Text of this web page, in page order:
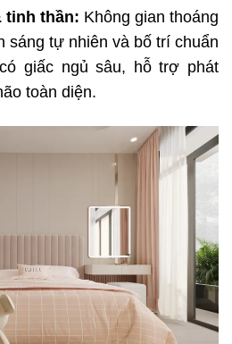
tinh thần: Không gian thoáng
sáng tự nhiên và bố trí chuẩn
giấc ngủ sâu, hỗ trợ phát
toàn diện.